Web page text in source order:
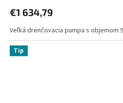
€1 634,79
Veľká drenčovacia pumpa s objemom
Tip